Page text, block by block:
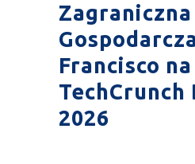
Francisco na
2026